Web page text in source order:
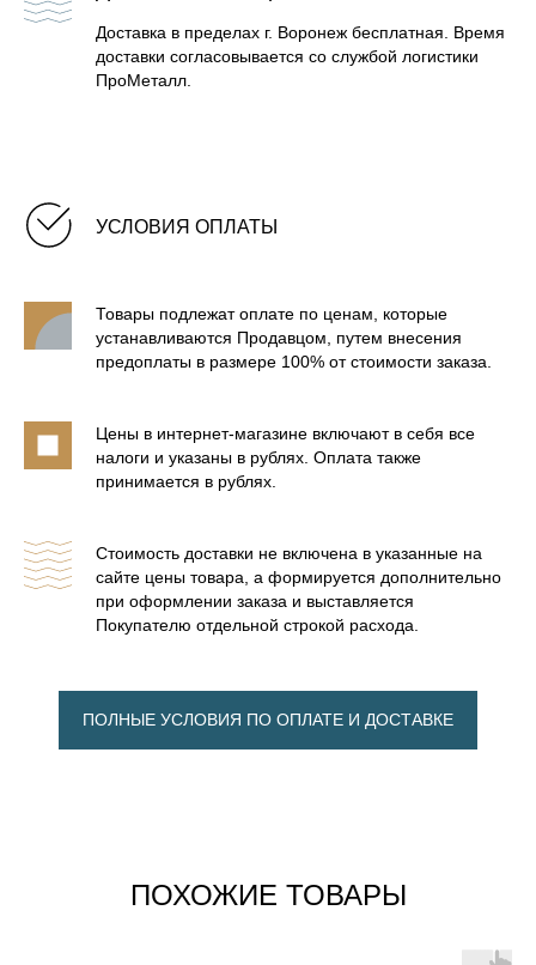
Доставка в пределах г. Воронеж бесплатная. Время
доставки согласовывается со службой логистики
ПроМеталл.
УСЛОВИЯ ОПЛАТЫ
Товары подлежат оплате по ценам, которые
устанавливаются Продавцом, путем внесения
предоплаты в размере 100% от стоимости заказа.
Цены в интернет-магазине включают в себя все
налоги и указаны в рублях. Оплата также
принимается в рублях.
Стоимость доставки не включена в указанные на
сайте цены товара, а формируется дополнительно
при оформлении заказа и выставляется
Покупателю отдельной строкой расхода.
ПОЛНЫЕ УСЛОВИЯ ПО ОПЛАТЕ И ДОСТАВКЕ
ПОХОЖИЕ ТОВАРЫ
ТОВАРЫ ДЛЯ БАНИ И
ФИРМЕННАЯ АТРИБУТИКА